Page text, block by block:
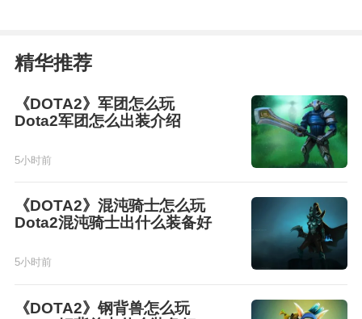
精华推荐
《DOTA2》军团怎么玩
Dota2军团怎么出装介绍
5小时前
《DOTA2》混沌骑士怎么玩
Dota2混沌骑士出什么装备好
5小时前
《DOTA2》钢背兽怎么玩